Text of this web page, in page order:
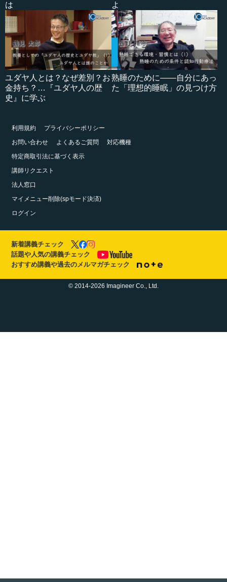
は
よ
ユダヤ人とは？なぜ差別？お
金持ち？…『ユダヤ人の歴
史』に学ぶ
熟睡のために――自分にあっ
た「理想的睡眠」の見つけ方
利用規約
プライバシーポリシー
お問い合わせ
よくあるご質問
対応機種
特定商取引法に基づく表示
講師リクエスト
法人窓口
マイメニュー削除(spモード決済)
ログイン
新着講義チェック
話題や人気の講義チェック
おすすめ講義や過去のメルマガチェック
© 2014-2026 Imagineer Co., Ltd.